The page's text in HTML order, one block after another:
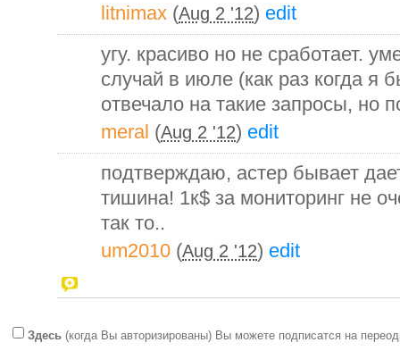
litnimax (Aug 2 '12) edit
угу. красиво но не сработает.
случай в июле (как раз когда я
отвечало на такие запросы, но
meral (Aug 2 '12) edit
подтверждаю, астер бывает
тишина! 1к$ за мониторинг не
так то..
um2010 (Aug 2 '12) edit
Здесь (когда Вы авторизированы) Вы можете подписатся на